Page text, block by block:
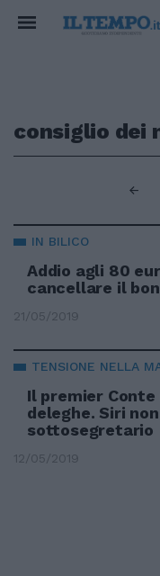
consiglio dei
IN BILICO
Addio agli 80
cancellare il
21/05/2019
TENSIONE NELLA
Il premier
deleghe. Siri
sottosegretario
12/05/2019